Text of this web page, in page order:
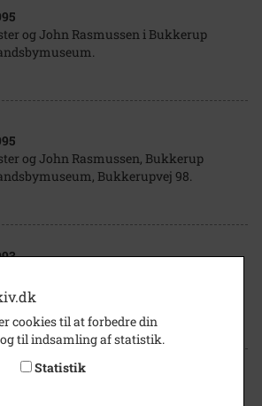
og John Rasmussen i Bukkerup
og John Rasmussen, Bukkerup
Bukkerupvej 98.
får Tølløse Kommunes
1993
cookies til at forbedre din
til indsamling af statistik.
Statistik